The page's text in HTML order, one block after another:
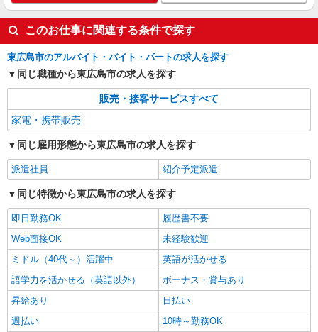
このお仕事に関連する条件で探す
東広島市のアルバイト・バイト・パートの求人を探す
同じ職種から東広島市の求人を探す
販売・接客サービスすべて
家電・携帯販売
同じ雇用形態から東広島市の求人を探す
派遣社員 紹介予定派遣
同じ特徴から東広島市の求人を探す
即日勤務OK
履歴書不要
Web面接OK
未経験歓迎
ミドル（40代～）活躍中
英語が活かせる
語学力を活かせる（英語以外）
ボーナス・賞与あり
昇給あり
日払い
週払い
10時～勤務OK